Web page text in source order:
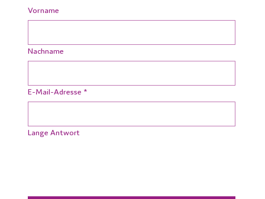
Vorname
Nachname
E-Mail-Adresse *
Lange Antwort